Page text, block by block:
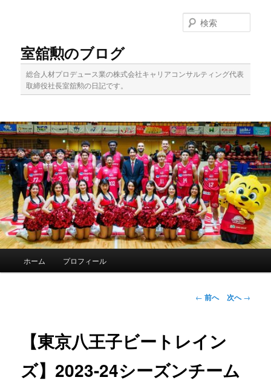
移
動
室舘勲のブログ
総合人材プロデュース業の株式会社キャリアコンサルティング代表
取締役社長室舘勲の日記です。
索
ホーム プロフィール
投
ゲ
シ
← 前へ 次へ→
【東京八王子ビートレイン
ズ】2023-24シーズンチーム